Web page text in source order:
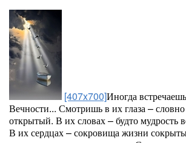
[407x700]Иногда
Вечности... Смотришь в их глаза –
открытый. В их словах – будто мудрость
В их сердцах – сокровища жизни